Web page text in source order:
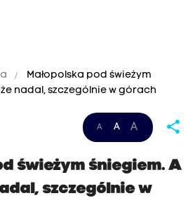
Małopolska pod świeżym
nadal, szczególnie w górach
A A A share
świeżym śniegiem. A
szczególnie w